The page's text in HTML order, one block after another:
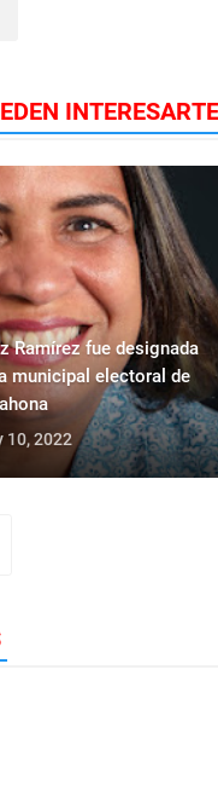
INTERESARTE
Ramírez fue designada
municipal electoral de
10, 2022